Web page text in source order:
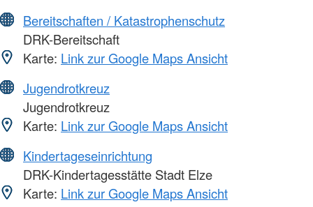
Bereitschaften / Katastrophenschutz
DRK-Bereitschaft
Karte: Link zur Google Maps Ansicht
Jugendrotkreuz
Jugendrotkreuz
Karte: Link zur Google Maps Ansicht
Kindertageseinrichtung
DRK-Kindertagesstätte Stadt Elze
Karte: Link zur Google Maps Ansicht